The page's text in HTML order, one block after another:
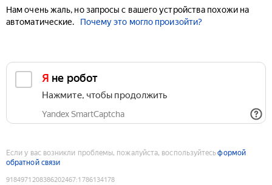
Нам очень жаль, но запросы с вашего устройства похожи на
автоматические.
Почему это могло произойти?
Я не робот
Нажмите, чтобы продолжить
Yandex SmartCaptcha
Если у вас возникли проблемы, пожалуйста, воспользуйтесьформой
обратной связи
9184971208386202467:1786134178